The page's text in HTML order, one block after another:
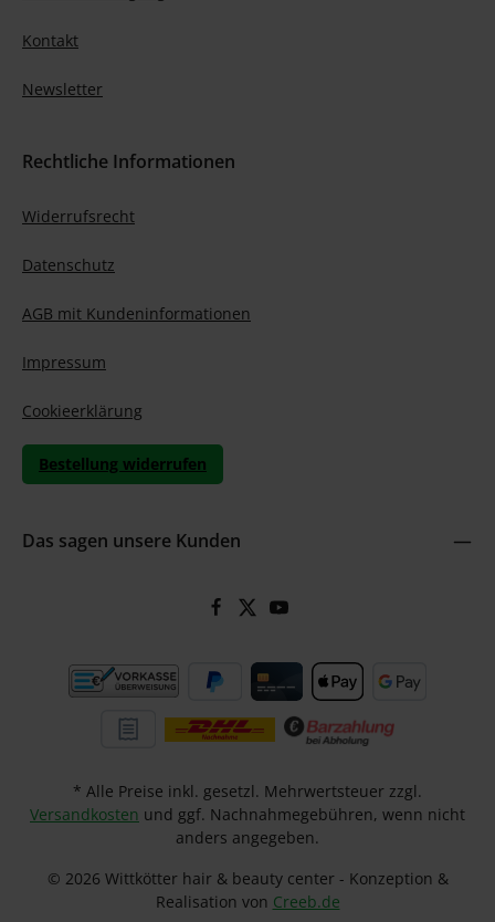
Kontakt
Newsletter
Rechtliche Informationen
Widerrufsrecht
Datenschutz
AGB mit Kundeninformationen
Impressum
Cookieerklärung
Bestellung widerrufen
Das sagen unsere Kunden
© 2026 Wittkötter hair & beauty center - Konzeption &
Realisation von Creeb.de
* Alle Preise inkl. gesetzl. Mehrwertsteuer zzgl.
Versandkosten und ggf. Nachnahmegebühren, wenn nicht
anders angegeben.